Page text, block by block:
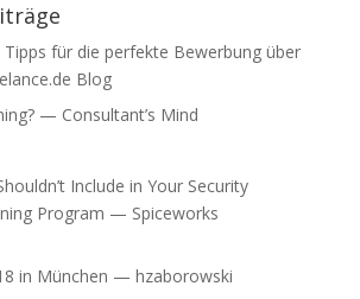
für die perfekte Bewerbung über
Blog
— Consultant’s Mind
Include in Your Security
Program — Spiceworks
in München — hzaborowski